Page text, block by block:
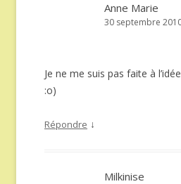
Anne Marie
30 septembre
Je ne me suis pas faite à
:o)
Répondre ↓
Milkinise